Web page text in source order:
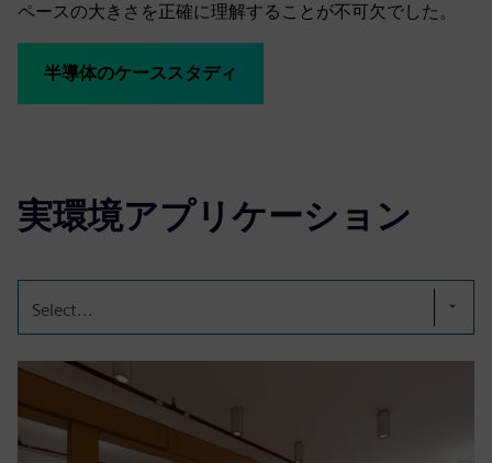
ペースの大きさを正確に理解することが不可欠でした。
半導体のケーススタディ
実環境アプリケーション
Select...